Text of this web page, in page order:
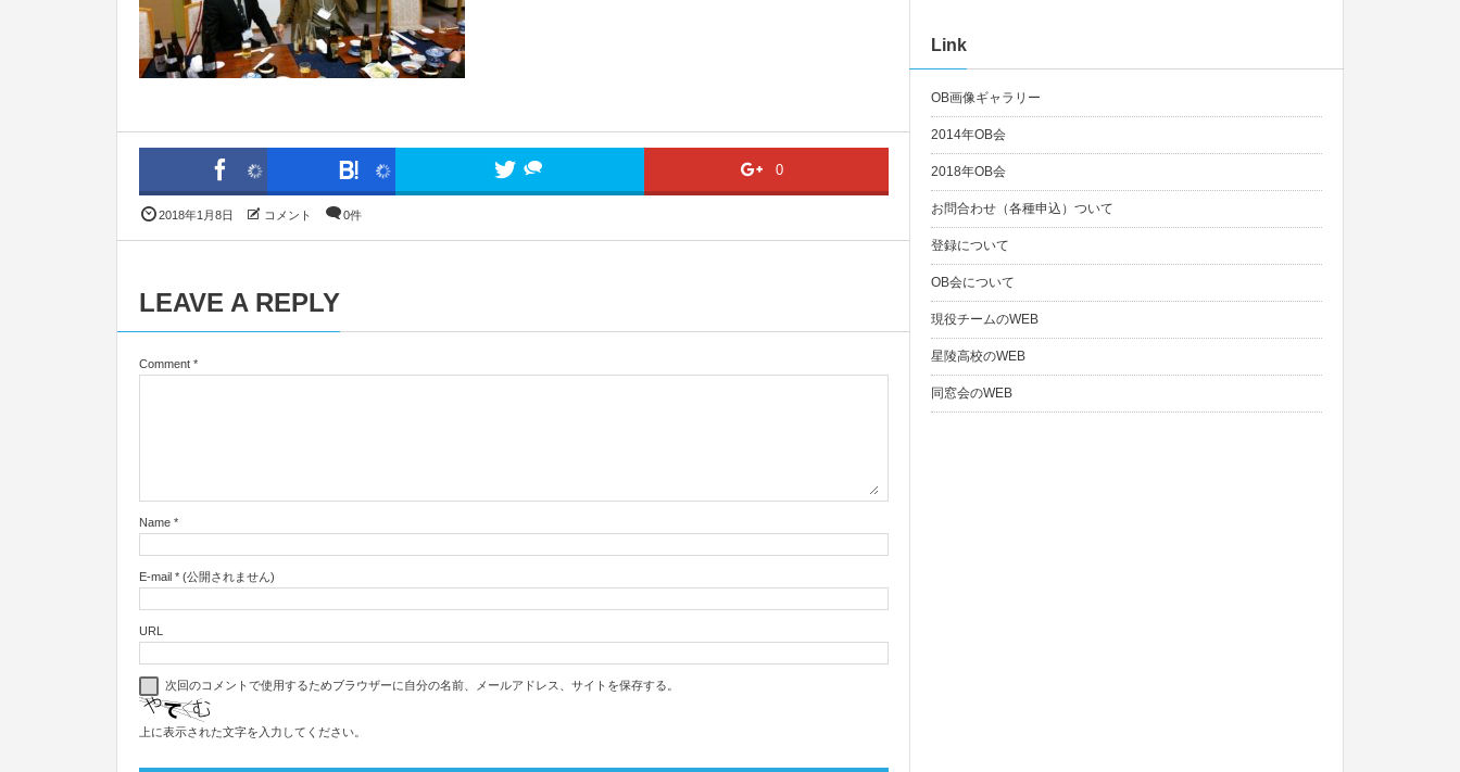
0
2018年1月8日 コメント 0件
LEAVE A REPLY
Comment *
Name *
E-mail * (公開されません)
URL
次回のコメントで使用するためブラウザーに自分の名前、メールアドレス、サイトを保存する。
上に表示された文字を入力してください。
Link
OB画像ギャラリー
2014年OB会
2018年OB会
お問合わせ（各種申込）ついて
登録について
OB会について
現役チームのWEB
星陵高校のWEB
同窓会のWEB